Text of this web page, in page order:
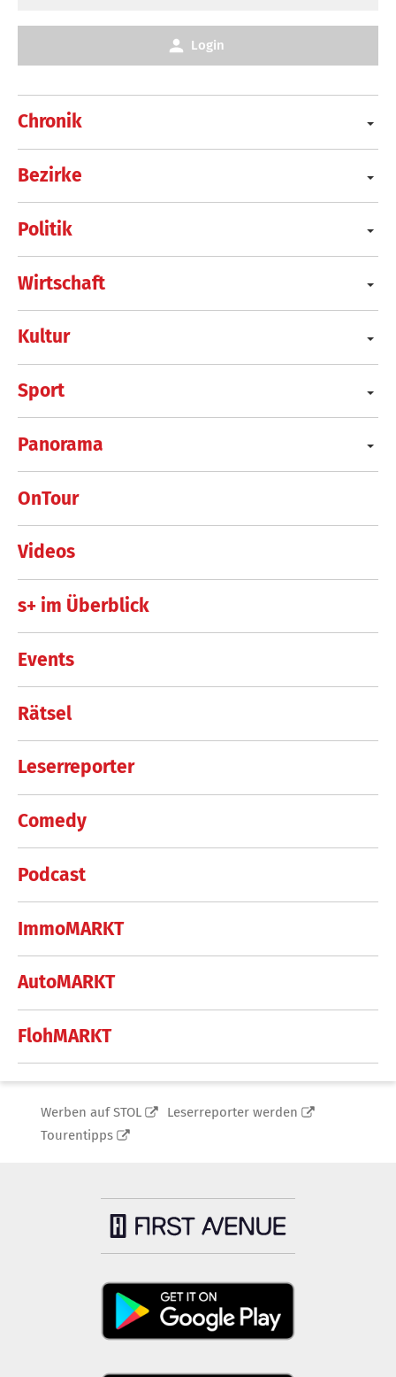
Chronik
Bezirke
Politik
Wirtschaft
Kultur
Sport
Panorama
OnTour
Videos
s+ im Überblick
Events
Rätsel
Leserreporter
Comedy
Podcast
ImmoMARKT
AutoMARKT
FlohMARKT
Login
Werben auf STOL
Leserreporter werden
Tourentipps